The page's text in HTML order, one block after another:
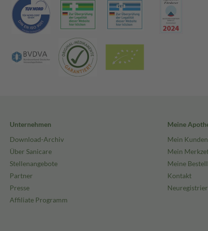
Unternehmen
Download-Archiv
Über Sanicare
Stellenangebote
Partner
Presse
Affiliate Programm
Meine
Mein
Mein
Meine
Kontakt